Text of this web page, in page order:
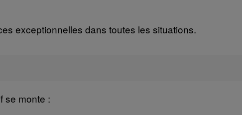
exceptionnelles dans toutes les situations.
se monte :